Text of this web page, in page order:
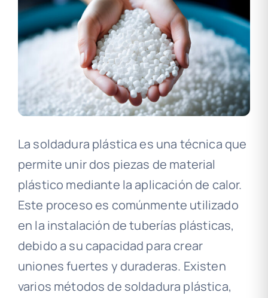
La soldadura plástica es una técnica que
permite unir dos piezas de material
plástico mediante la aplicación de calor.
Este proceso es comúnmente utilizado
en la instalación de tuberías plásticas,
debido a su capacidad para crear
uniones fuertes y duraderas. Existen
varios métodos de soldadura plástica,